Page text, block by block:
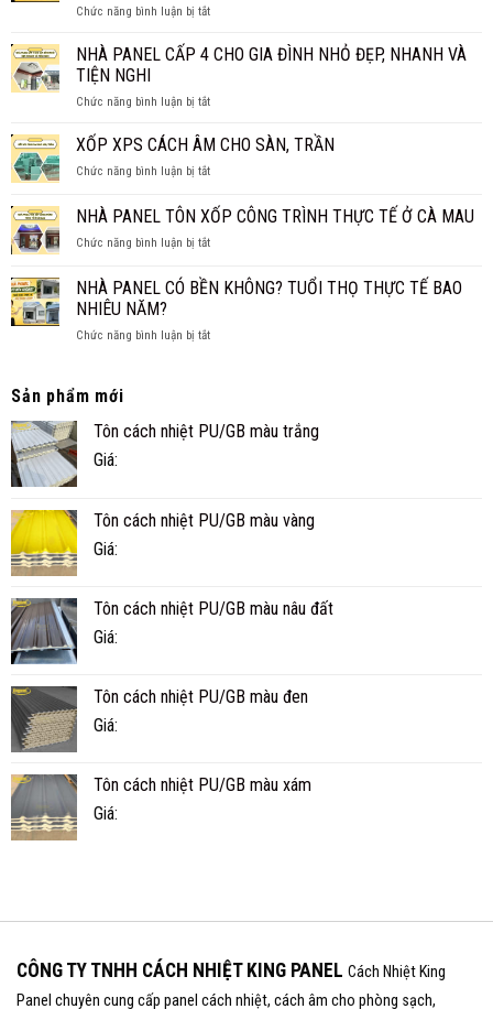
GIÁ
TIẾT
TIỀN
BÁO
NHẤT
Chức năng bình luận bị tắtở
NÊN
PANEL
NHIỆT
TRẦN
THỐNG?
NHÀ PANEL CẤP 4 CHO GIA ĐÌNH NHỎ ĐẸP, NHANH VÀ
TIỆN NGHI
Chức năng bình luận bị tắtở
PANEL
4
GIA
NHỎ
NHANH
XỐP XPS CÁCH ÂM CHO SÀN, TRẦN
Chức năng bình luận bị tắtở
XPS
CÁCH
ÂM
SÀN,
NHÀ PANEL TÔN XỐP CÔNG TRÌNH THỰC TẾ Ở CÀ MAU
Chức năng bình luận bị tắtở
PANEL
TÔN
CÔNG
CÀ
NHÀ PANEL CÓ BỀN KHÔNG? TUỔI THỌ THỰC TẾ BAO
NHIÊU NĂM?
Chức năng bình luận bị tắtở
KHÔNG?
BAO
Sản phẩm mới
Tôn cách nhiệt PU/GB màu trắng
Giá:
Tôn cách nhiệt PU/GB màu vàng
Giá:
Tôn cách nhiệt PU/GB màu nâu đất
Giá:
Tôn cách nhiệt PU/GB màu đen
Giá:
Tôn cách nhiệt PU/GB màu xám
Giá:
CÔNG TY TNHH CÁCH NHIỆT KING PANEL Cách Nhiệt King
Panel chuyên cung cấp panel cách nhiệt, cách âm cho phòng sạch,